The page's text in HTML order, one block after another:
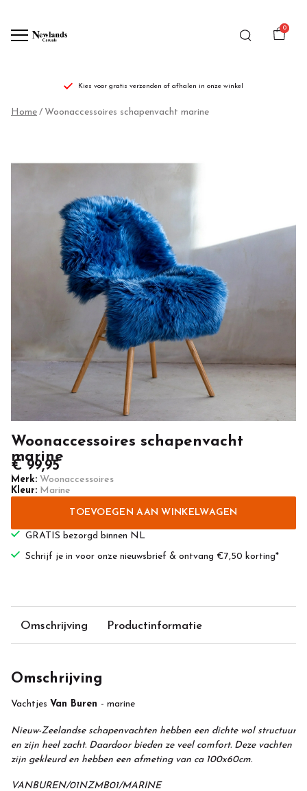
0
Kies voor gratis verzenden of afhalen in onze winkel
Woonaccessoires
marine
Newlands
Casuals
Home Woonaccessoires schapenvacht marine
Woonaccessoires schapenvacht
marine
€ 99,95
Merk: Woonaccessoires
Kleur: Marine
TOEVOEGEN AAN WINKELWAGEN
GRATIS bezorgd binnen NL
Schrijf je in voor onze nieuwsbrief & ontvang €7,50 korting*
Omschrijving Productinformatie
Omschrijving
Vachtjes Van Buren - marine
Nieuw-Zeelandse schapenvachten hebben een dichte wol structuur
en zijn heel zacht. Daardoor bieden ze veel comfort. Deze vachten
zijn gekleurd en hebben een afmeting van ca 100x60cm.
VANBUREN/01NZMB01/MARINE